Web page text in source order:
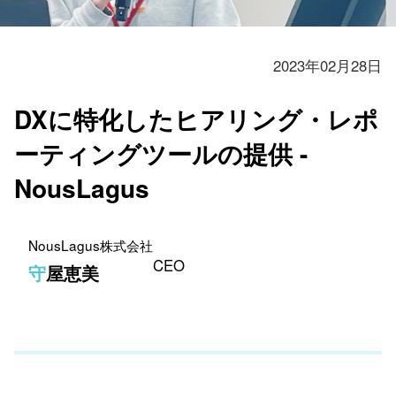
2023年02月28日
DXに特化したヒアリング・レポ
ーティングツールの提供 -
NousLagus
NousLagus株式会社
守屋恵美 CEO